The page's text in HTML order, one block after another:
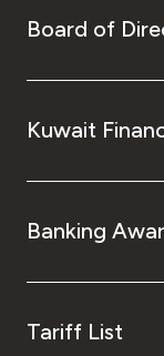
Board of
Kuwait
Banking
Tariff List